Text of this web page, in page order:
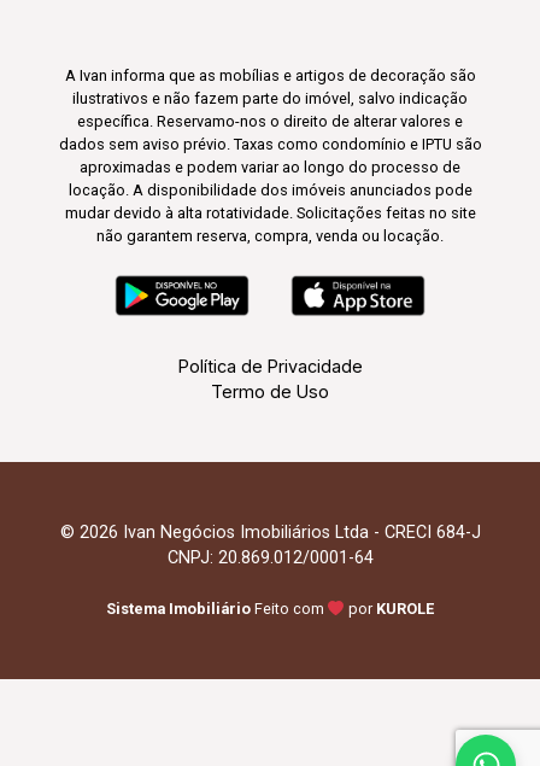
A Ivan informa que as mobílias e artigos de decoração são
ilustrativos e não fazem parte do imóvel, salvo indicação
específica. Reservamo-nos o direito de alterar valores e
dados sem aviso prévio. Taxas como condomínio e IPTU são
aproximadas e podem variar ao longo do processo de
locação. A disponibilidade dos imóveis anunciados pode
mudar devido à alta rotatividade. Solicitações feitas no site
não garantem reserva, compra, venda ou locação.
Política de Privacidade
Termo de Uso
© 2026 Ivan Negócios Imobiliários Ltda - CRECI 684-J
CNPJ: 20.869.012/0001-64
Sistema Imobiliário Feito com por KUROLE